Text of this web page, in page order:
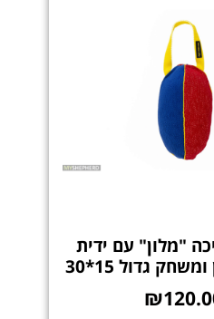
"מלון" עם ידית
גדול 15*30
₪